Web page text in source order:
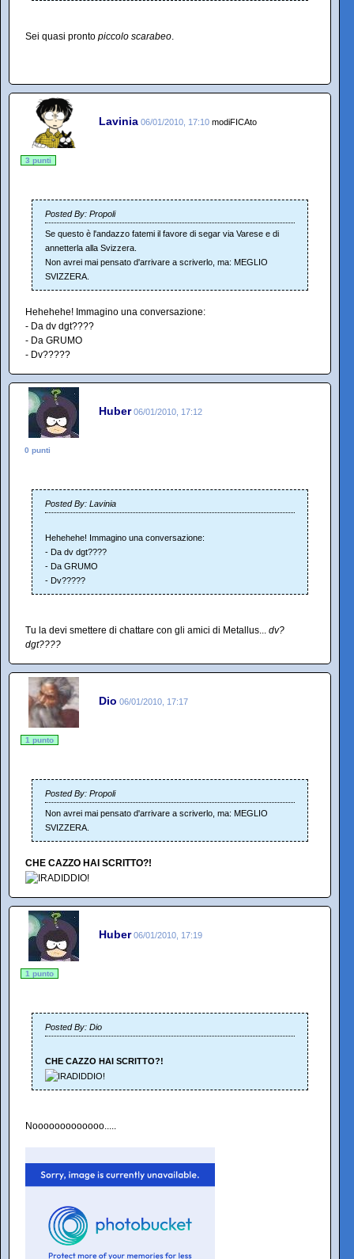
Sei quasi pronto piccolo scarabeo.
Lavinia 06/01/2010, 17:10 modiFICAto
3 punti
Posted By: Propoli
Se questo è l'andazzo fatemi il favore di segar via Varese e di
annetterla alla Svizzera.
Non avrei mai pensato d'arrivare a scriverlo, ma: MEGLIO
SVIZZERA.
Hehehehe! Immagino una conversazione:
- Da dv dgt????
- Da GRUMO
- Dv?????
Huber 06/01/2010, 17:12
0 punti
Posted By: Lavinia
Hehehehe! Immagino una conversazione:
- Da dv dgt????
- Da GRUMO
- Dv?????
Tu la devi smettere di chattare con gli amici di Metallus... dv?
dgt????
Dio 06/01/2010, 17:17
1 punto
Posted By: Propoli
Non avrei mai pensato d'arrivare a scriverlo, ma: MEGLIO
SVIZZERA.
CHE CAZZO HAI SCRITTO?!
Huber 06/01/2010, 17:19
1 punto
Posted By: Dio
CHE CAZZO HAI SCRITTO?!
Nooooooooooooo.....